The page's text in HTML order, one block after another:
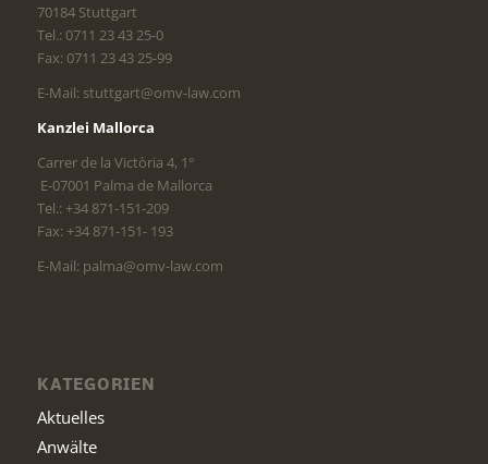
70184 Stuttgart
Tel.: 0711 23 43 25-0
Fax: 0711 23 43 25-99
E-Mail: stuttgart@omv-law.com
Kanzlei Mallorca
Carrer de la Victòria 4, 1°
E-07001 Palma de Mallorca
Tel.: +34 871-151-209
Fax: +34 871-151- 193
E-Mail: palma@omv-law.com
KATEGORIEN
Aktuelles
Anwälte